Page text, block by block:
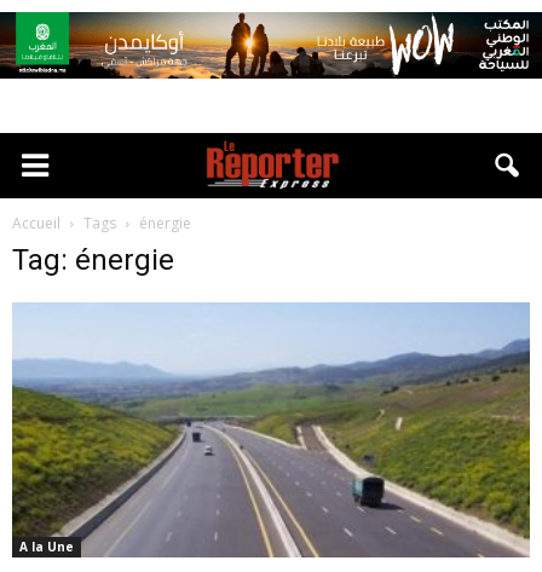
Accueil Tags énergie
Tag: énergie
A la Une